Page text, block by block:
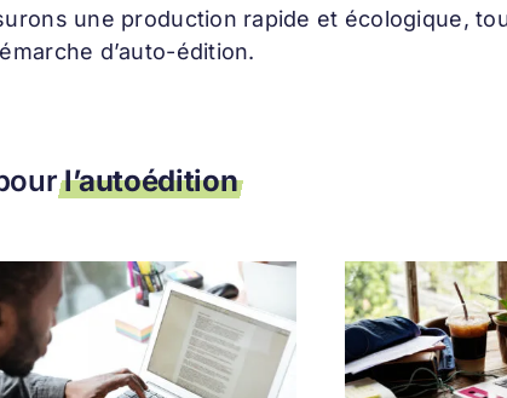
une production rapide et écologique,
d’auto-édition.
l’autoédition